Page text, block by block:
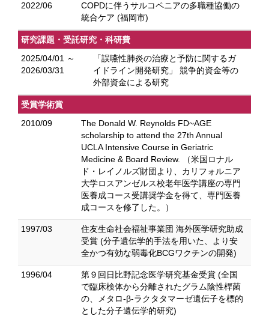
2022/06
COPDに伴うサルコペニアの多職種協働の
統合ケア (福岡市)
研究課題・受託研究・科研費
2025/04/01 ～
2026/03/31
「誤嚥性肺炎の治療と予防に関するガ
イドライン開発研究」 競争的資金等の
外部資金による研究
受賞学術賞
2010/09
The Donald W. Reynolds FD~AGE
scholarship to attend the 27th Annual
UCLA Intensive Course in Geriatric
Medicine & Board Review. （米国ロナル
ド・レイノルズ財団より、カリフォルニア
大学ロスアンゼルス校老年医学講座の専門
医養成コース受講奨学金を得て、専門医養
成コースを修了した。）
1997/03
住友生命社会福祉事業団 海外医学研究助成
受賞 (分子遺伝学的手法を用いた、より安
全かつ有効な弱毒化BCGワクチンの開発)
1996/04
第９回日比野記念医学研究基金受賞 (全国
で臨床検体から分離されたグラム陰性桿菌
の、メタロ-β-ラクタタマーゼ遺伝子を標的
とした分子遺伝学的研究)